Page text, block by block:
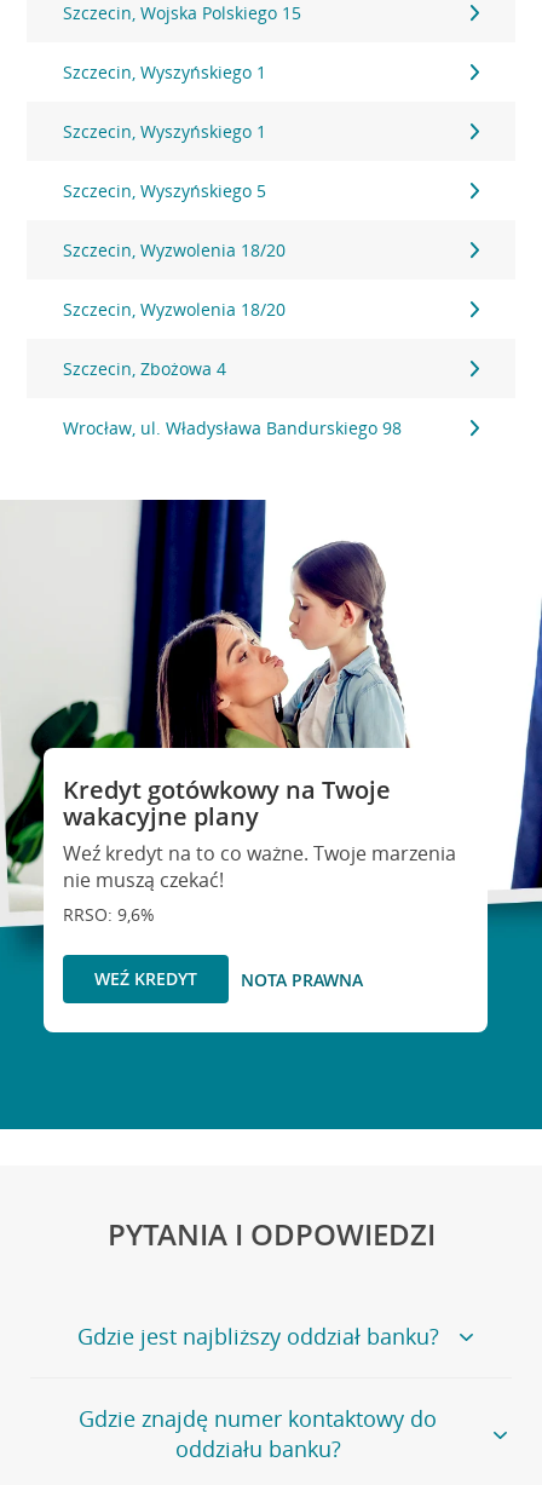
Szczecin, Wojska Polskiego 15
Szczecin, Wyszyńskiego 1
Szczecin, Wyszyńskiego 1
Szczecin, Wyszyńskiego 5
Szczecin, Wyzwolenia 18/20
Szczecin, Wyzwolenia 18/20
Szczecin, Zbożowa 4
Wrocław, ul. Władysława Bandurskiego 98
Kredyt gotówkowy na Twoje
wakacyjne plany
Weź kredyt na to co ważne. Twoje marzenia
nie muszą czekać!
RRSO: 9,6%
WEŹ KREDYT NOTA PRAWNA
PYTANIA I ODPOWIEDZI
Gdzie jest najbliższy oddział banku?
Jeśli szukasz oddziału naszego banku, zapraszamy na
stronęPlacówki i bankomaty, na której znajduje się
wygodna wyszukiwarka.
Gdzie znajdę numer kontaktowy do
oddziału banku?